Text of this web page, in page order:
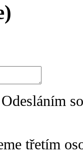
Odesláním
třetím